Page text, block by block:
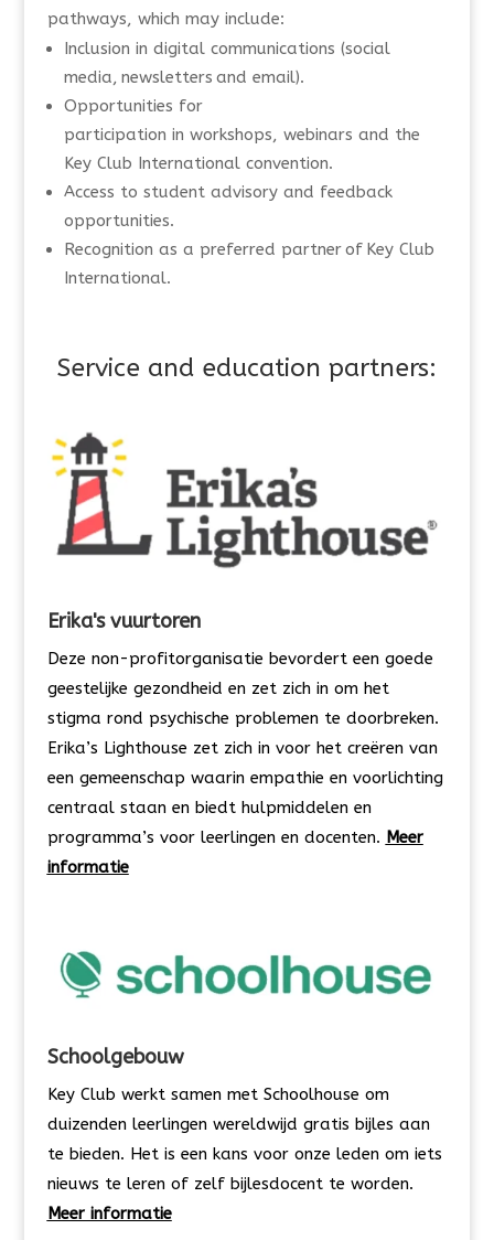
pathways, which may include:
Inclusion in digital communications (social
media, newsletters and email).
Opportunities for
participation in workshops, webinars and the
Key Club International convention.
Access to student advisory and feedback
opportunities.
Recognition as a preferred partner of Key Club
International.
Service and education partners:
Erika's vuurtoren
Deze non-profitorganisatie bevordert een goede
geestelijke gezondheid en zet zich in om het
stigma rond psychische problemen te doorbreken.
Erika’s Lighthouse zet zich in voor het creëren van
een gemeenschap waarin empathie en voorlichting
centraal staan en biedt hulpmiddelen en
programma’s voor leerlingen en docenten. Meer
informatie
Schoolgebouw
Key Club werkt samen met Schoolhouse om
duizenden leerlingen wereldwijd gratis bijles aan
te bieden. Het is een kans voor onze leden om iets
nieuws te leren of zelf bijlesdocent te worden.
Meer informatie